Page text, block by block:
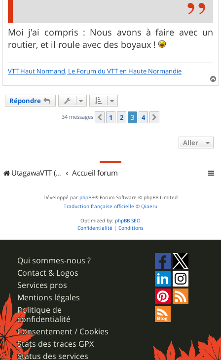
Moi j'ai compris : Nous avons à faire avec un
routier, et il roule avec des boyaux !
VTT Haut Normand, Le Forum du VTT en Haute Normandie
a
Répondre
34 messages Précédent
1 2 3 4
Aller
UtagawaVTT (Randos VTT et VTTAE avec traces GPS) Accueil forum
Développé par phpBB® Forum Software © phpBB Limited
Traduction française officielle © Qiaeru
Optimized by: phpBB SEO
Confidentialité | Conditions
Qui sommes-nous ?
Contact & Logos
Services pros
Mentions légales
Politique de
confidentialité
Consentement / Cookies
Stats des traces GPX
Status des services